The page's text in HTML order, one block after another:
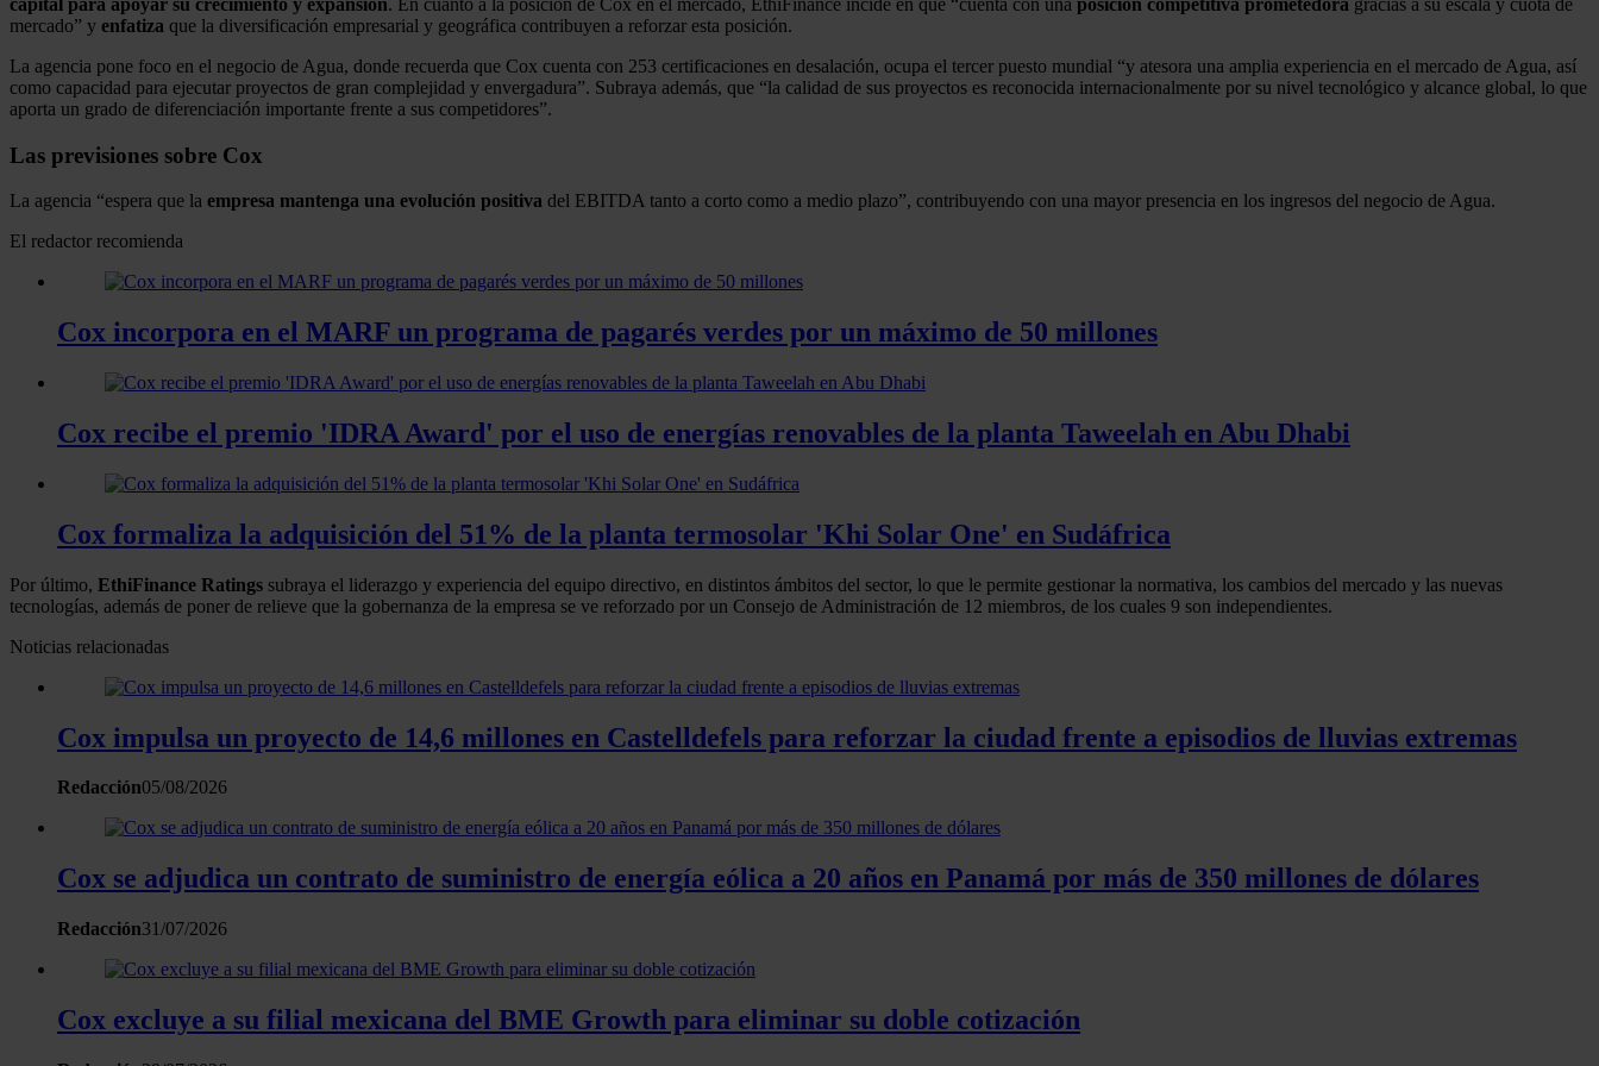
mercado” y enfatiza que la diversificación empresarial y geográfica contribuyen a reforzar esta posición.
La agencia pone foco en el negocio de Agua, donde recuerda que Cox cuenta con 253 certificaciones en desalación, ocupa el tercer puesto mundial “y atesora una amplia experiencia en el mercado de Agua, así
como capacidad para ejecutar proyectos de gran complejidad y envergadura”. Subraya además, que “la calidad de sus proyectos es reconocida internacionalmente por su nivel tecnológico y alcance global, lo que
aporta un grado de diferenciación importante frente a sus competidores”.
Las previsiones sobre Cox
La agencia “espera que la empresa mantenga una evolución positiva del EBITDA tanto a corto como a medio plazo”, contribuyendo con una mayor presencia en los ingresos del negocio de Agua.
El redactor recomienda
Cox incorpora en el MARF un programa de pagarés verdes por un máximo de 50 millones
Cox recibe el premio 'IDRA Award' por el uso de energías renovables de la planta Taweelah en Abu Dhabi
Cox formaliza la adquisición del 51% de la planta termosolar 'Khi Solar One' en Sudáfrica
Por último, EthiFinance Ratings subraya el liderazgo y experiencia del equipo directivo, en distintos ámbitos del sector, lo que le permite gestionar la normativa, los cambios del mercado y las nuevas
tecnologías, además de poner de relieve que la gobernanza de la empresa se ve reforzado por un Consejo de Administración de 12 miembros, de los cuales 9 son independientes.
Noticias relacionadas
Cox impulsa un proyecto de 14,6 millones en Castelldefels para reforzar la ciudad frente a episodios de lluvias extremas
Redacción05/08/2026
Cox se adjudica un contrato de suministro de energía eólica a 20 años en Panamá por más de 350 millones de dólares
Redacción31/07/2026
Cox excluye a su filial mexicana del BME Growth para eliminar su doble cotización